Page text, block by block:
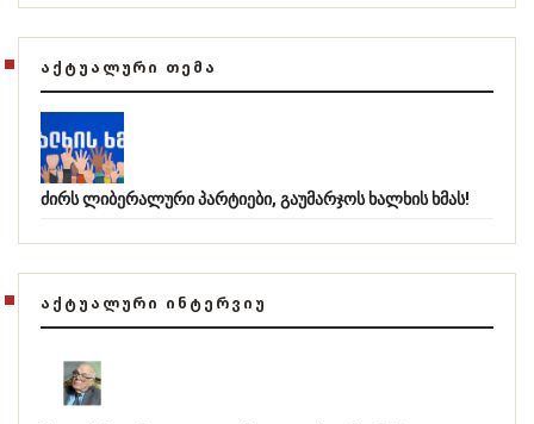
ᲐᲥᲢᲣᲐᲚᲣᲠᲘ ᲗᲔᲛᲐ
ძირს ლიბერალური პარტიები, გაუმარჯოს ხალხის ხმას!
ᲐᲥᲢᲣᲐᲚᲣᲠᲘ ᲘᲜᲢᲔᲠᲕᲘᲣ